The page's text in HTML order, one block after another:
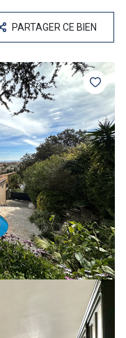
PARTAGER CE BIEN